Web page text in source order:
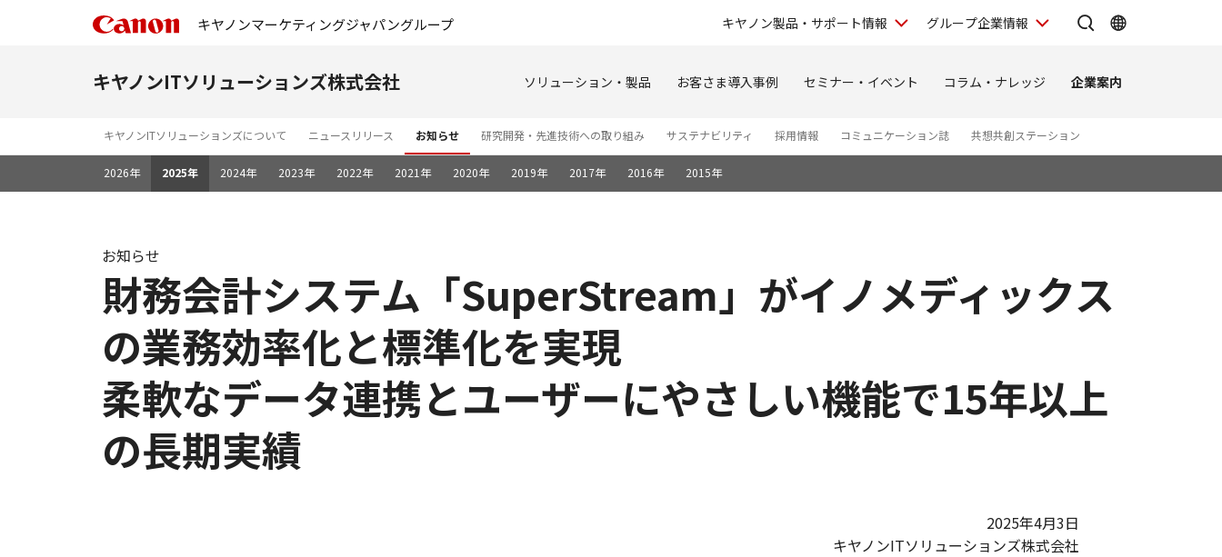
キヤノンマーケティングジャパングループ キヤノン製品・サポート情報 グループ企業情報
キヤノンITソリューションズ株式会社 ソリューション・製品 お客さま導入事例 セミナー・イベント コラム・ナレッジ 企業案内
キヤノンITソリューションズについて ニュースリリース お知らせ 研究開発・先進技術への取り組み サステナビリティ 採用情報 コミュニケーション誌 共想共創ステーション
2026年 2025年 2024年 2023年 2022年 2021年 2020年 2019年 2017年 2016年 2015年
財務会計システム「SuperStream」がイノメディックス
の業務効率化と標準化を実現
柔軟なデータ連携とユーザーにやさしい機能で15年以上
の長期実績
お知らせ
2025年4月3日
キヤノンITソリューションズ株式会社